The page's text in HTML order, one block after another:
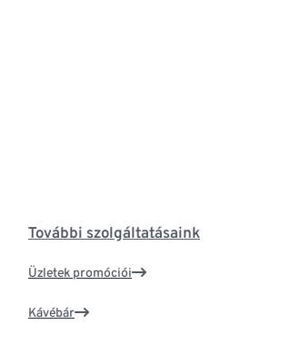
További szolgáltatásaink
Üzletek promóciói
Kávébár